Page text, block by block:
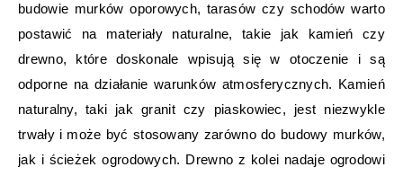
budowie murków oporowych, tarasów czy schodów warto
postawić na materiały naturalne, takie jak kamień czy
drewno, które doskonale wpisują się w otoczenie i są
odporne na działanie warunków atmosferycznych. Kamień
naturalny, taki jak granit czy piaskowiec, jest niezwykle
trwały i może być stosowany zarówno do budowy murków,
jak i ścieżek ogrodowych. Drewno z kolei nadaje ogrodowi